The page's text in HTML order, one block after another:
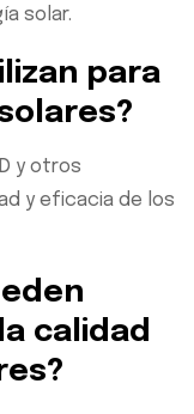
solar.
para
y otros
y eficacia de los
calidad